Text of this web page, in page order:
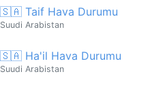
🇸🇦 Taif Hava Durumu
Suudi Arabistan
🇸🇦 Ha'il Hava Durumu
Suudi Arabistan